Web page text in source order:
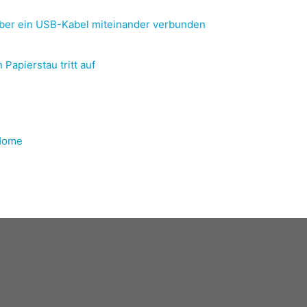
ein USB-Kabel miteinander verbunden
Papierstau tritt auf